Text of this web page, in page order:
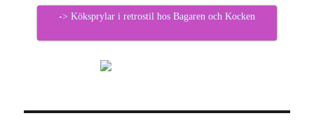
-> Köksprylar i retrostil hos Bagaren och Kocken